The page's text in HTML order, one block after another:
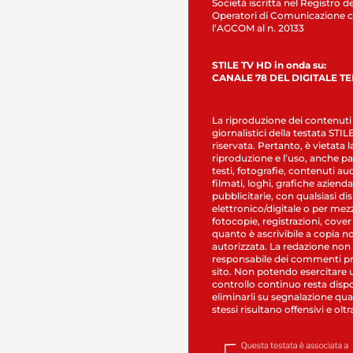
Società iscritta nel Registro
Operatori di Comunicazione
l’AGCOM al n. 20133
STILE TV HD in onda su:
CANALE 78 DEL DIGITALE
La riproduzione dei contenuti
giornalistici della testata
riservata. Pertanto, è vietata
riproduzione e l’uso, anche
testi, fotografie, contenuti
filmati, loghi, grafiche
pubblicitarie, con qualsiasi
elettronico/digitale o per
fotocopie, registrazioni,
quanto è ascrivibile a copia
autorizzata. La redazione non
responsabile dei commenti
sito. Non potendo esercitare
controllo continuo resta
eliminarli su segnalazione
stessi risultano offensivi e